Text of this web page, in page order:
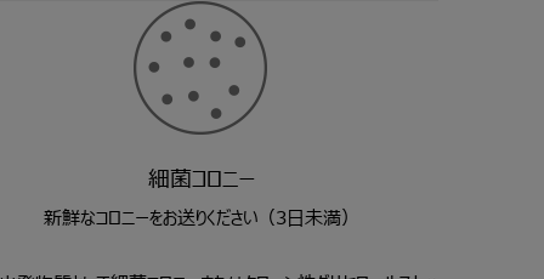
細菌コロニー
新鮮なコロニーをお送りください（3日未満）